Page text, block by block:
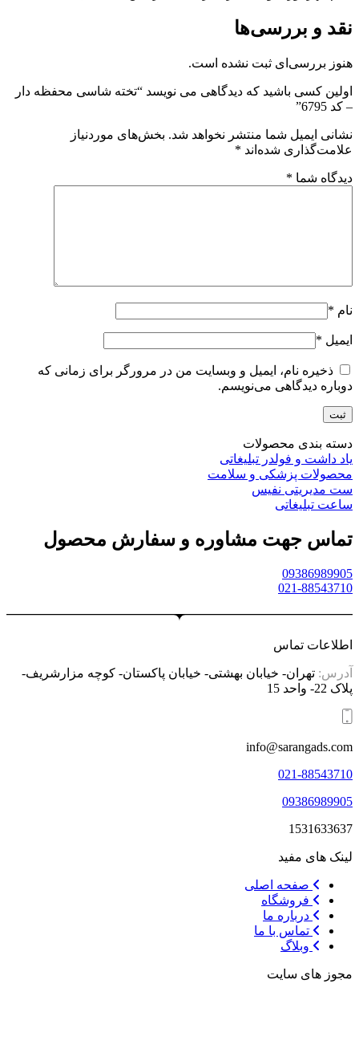
نقد و بررسی‌ها
هنوز بررسی‌ای ثبت نشده است.
اولین کسی باشید که دیدگاهی می نویسد “تخته شاسی محفظه دار
– کد 6795”
نشانی ایمیل شما منتشر نخواهد شد. بخش‌های موردنیاز
علامت‌گذاری شده‌اند *
دیدگاه شما *
نام *
ایمیل *
ذخیره نام، ایمیل و وبسایت من در مرورگر برای زمانی که
دوباره دیدگاهی می‌نویسم.
دسته بندی محصولات
یاد داشت و فولدر تبلیغاتی
محصولات پزشکی و سلامت
ست مدیریتی نفیس
ساعت تبلیغاتی
تماس جهت مشاوره و سفارش محصول
09386989905
021-88543710
اطلاعات تماس
آدرس: تهران- خیابان بهشتی- خیابان پاکستان- کوچه مزارشریف-
پلاک 22- واحد 15
info@sarangads.com
021-88543710
09386989905
1531633637
لینک های مفید
صفحه اصلی
فروشگاه
درباره ما
تماس با ما
وبلاگ
مجوز های سایت